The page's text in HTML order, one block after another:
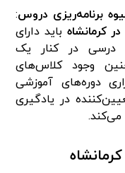
برنامه‌ریزی دروس:
کرمانشاه باید دارای
درسی در کنار یک
وجود کلاس‌های
دوره‌های آموزشی
در یادگیری
می‌کند.